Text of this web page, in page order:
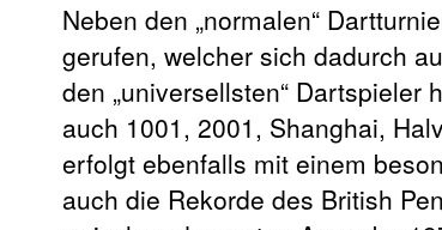
Neben den „normalen“
gerufen, welcher sich dadurch
den „universellsten“ Dartspieler
auch 1001, 2001, Shanghai,
erfolgt ebenfalls mit einem
auch die Rekorde des British